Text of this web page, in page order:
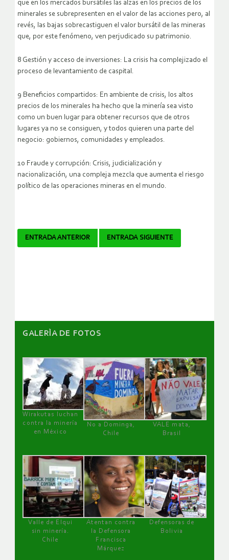
que en los mercados bursátiles las alzas en los precios de los
minerales se subrepresenten en el valor de las acciones pero, al
revés, las bajas sobrecastiguen el valor bursátil de las mineras
que, por este fenómeno, ven perjudicado su patrimonio.
8 Gestión y acceso de inversiones: La crisis ha complejizado el
proceso de levantamiento de caspital.
9 Beneficios compartidos: En ambiente de crisis, los altos
precios de los minerales ha hecho que la minería sea visto
como un buen lugar para obtener recursos que de otros
lugares ya no se consiguen, y todos quieren una parte del
negocio: gobiernos, comunidades y empleados.
10 Fraude y corrupción: Crisis, judicialización y
nacionalización, una compleja mezcla que aumenta el riesgo
político de las operaciones mineras en el mundo.
Navegador
ENTRADA ANTERIOR ENTRADA SIGUIENTE
GALERÌA DE FOTOS
Wirakutas luchan
contra la minería
en México
No a Dominga,
Chile
VALE mata,
Brasil
Valle de Elqui
sin minería.
Chile
Atentan contra
la Defensora
Francisca
Márquez
Defensoras de
Bolivia